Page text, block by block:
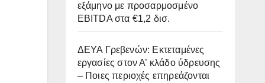
εξάμηνο με προσαρμοσμένο
EBITDA στα €1,2 δισ.
ΔΕΥΑ Γρεβενών: Εκτεταμένες
εργασίες στον Α’ κλάδο ύδρευσης
– Ποιες περιοχές επηρεάζονται